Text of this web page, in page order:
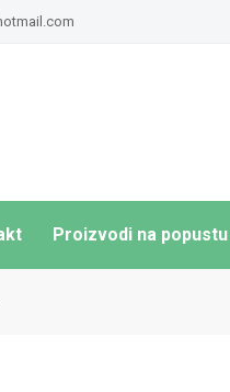
Proizvodi na popustu